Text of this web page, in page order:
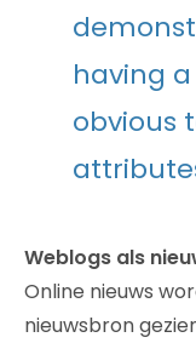
having
obvious
Weblogs als
Online nieuws
nieuwsbron